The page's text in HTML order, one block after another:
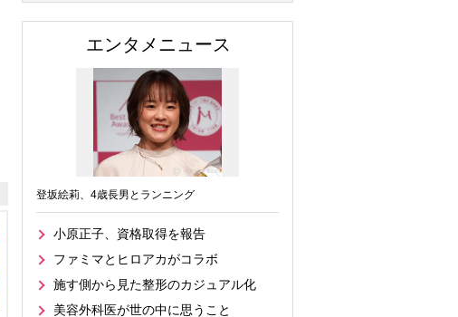
エンタメニュース
登坂絵莉、4歳長男とランニング
小原正子、資格取得を報告
ファミマとヒロアカがコラボ
施す側から見た整形のカジュアル化
美容外科医が世の中に思うこと